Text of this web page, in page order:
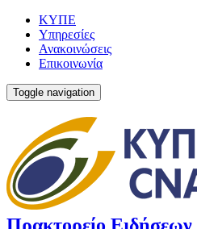
ΚΥΠΕ
Υπηρεσίες
Ανακοινώσεις
Επικοινωνία
Toggle navigation